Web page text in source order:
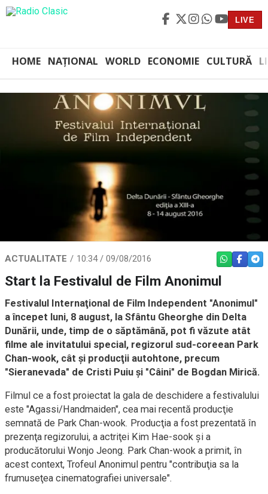
LIVE
HOME NAȚIONAL WORLD ECONOMIE CULTURĂ
ACTUALITATE 10:34 / 09/08/2016 WHATSAPP
Start la Festivalul de Film Anonimul
Festivalul Internaţional de Film Independent "Anonimul"
a începet luni, 8 august, la Sfântu Gheorghe din Delta
Dunării, unde, timp de o săptămână, pot fi văzute atât
filme ale invitatului special, regizorul sud-coreean Park
Chan-wook, cât şi producţii autohtone, precum
"Sieranevada" de Cristi Puiu şi "Câini" de Bogdan Mirică.
Filmul ce a fost proiectat la gala de deschidere a festivalului
este "Agassi/Handmaiden", cea mai recentă producţie
semnată de Park Chan-wook. Producţia a fost prezentată în
prezenţa regizorului, a actriţei Kim Hae-sook şi a
producătorului Wonjo Jeong. Park Chan-wook a primit, în
acest context, Trofeul Anonimul pentru "contribuţia sa la
frumuseţea cinematografiei universale".